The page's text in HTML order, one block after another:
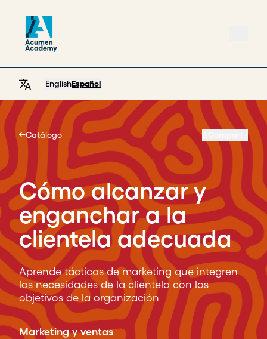
EnglishEspañol
Catálogo
Cómo alcanzar y
enganchar a la
clientela adecuada
Aprende tácticas de marketing que integren
las necesidades de la clientela con los
objetivos de la organización
Marketing y ventas